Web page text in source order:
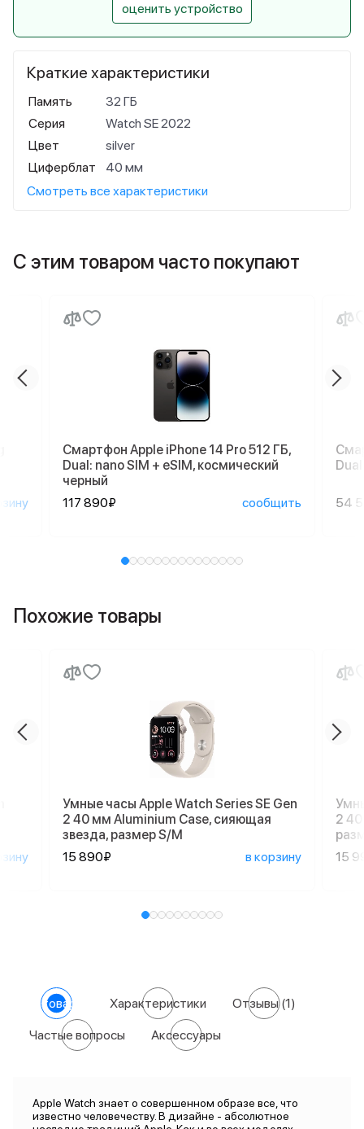
Краткие характеристики
Память
32 ГБ
Серия
Watch SE 2022
Цвет
silver
Циферблат
40 мм
Смотреть все характеристики
оценить устройство
С этим товаром часто покупают
Смартфон Apple iPhone 14 Pro 512 ГБ,
Dual: nano SIM + eSIM, космический
черный
117 890₽
сообщить 54
Похожие товары
Умные часы Apple Watch Series SE Gen
2 40 мм Aluminium Case, сияющая
звезда, размер S/M
15 890₽
в корзину
2
15
О товаре Характеристики Отзывы(1)
Частые вопросы Аксессуары
Apple Watch знает о совершенном образе все, что
известно человечеству. В дизайне - абсолютное